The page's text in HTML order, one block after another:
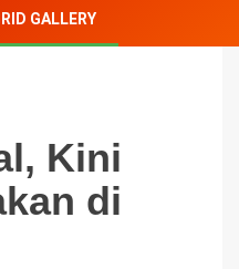
GALLERY
Kini
di